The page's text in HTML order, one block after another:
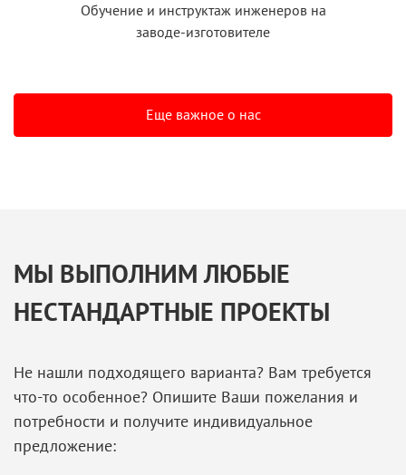
Обучение и инструктажинженеров на
заводе-изготовителе
Еще важное о нас
МЫ ВЫПОЛНИМ ЛЮБЫЕ
НЕСТАНДАРТНЫЕ ПРОЕКТЫ
Не нашли подходящего варианта? Вам требуется
что-то особенное? Опишите Ваши пожелания и
потребности и получите индивидуальное
предложение: